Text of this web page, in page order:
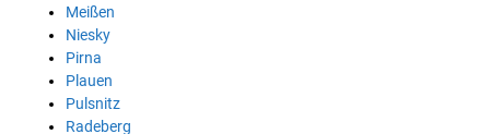
Meißen
Niesky
Pirna
Plauen
Pulsnitz
Radeberg